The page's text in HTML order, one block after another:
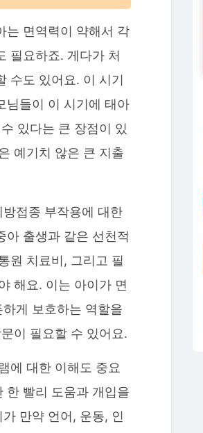
는 면역력이 약해서 각
필요하죠. 게다가 처
수도 있어요. 이 시기
님들이 이 시기에 태아
있다는 큰 장점이 있
예기치 않은 큰 지출
접종 부작용에 대한
아 출생과 같은 선천적
원 치료비, 그리고 필
해요. 이는 아이가 면
게 보호하는 역할을
이 필요할 수 있어요.
에 대한 이해도 중요
한 빨리 도움과 개입을
만약 언어, 운동, 인